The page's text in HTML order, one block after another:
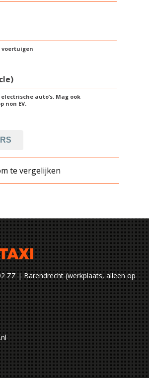
voertuigen
auto’s. Mag ook
non EV.
te vergelijken
ZZ | Barendrecht (werkplaats, alleen op